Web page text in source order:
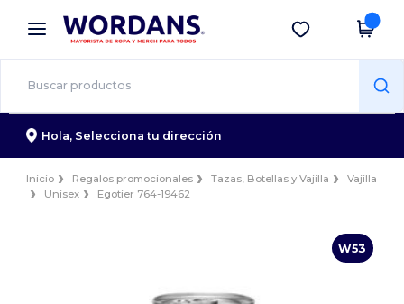
× App de Wordans
¡Mejores precios en app!
Descargar app
Hola, Selecciona tu dirección
Inicio Regalos promocionales Tazas, Botellas y Vajilla
Vajilla
Unisex
Egotier 764-19462
W53